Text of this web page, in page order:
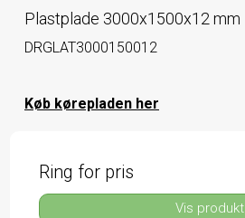
Plastplade 3000x1500x12 mm
DRGLAT3000150012
Køb kørepladen her
Ring for pris
Vis produkt